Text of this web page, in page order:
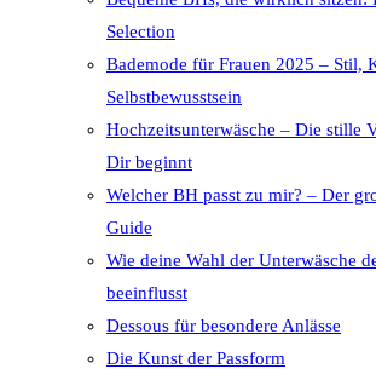
Selection
Bademode für Frauen 2025 – Stil,
Selbstbewusstsein
Hochzeitsunterwäsche – Die stille
Dir beginnt
Welcher BH passt zu mir? – Der
Guide
Wie deine Wahl der Unterwäsche
beeinflusst
Dessous für besondere Anlässe
Die Kunst der Passform